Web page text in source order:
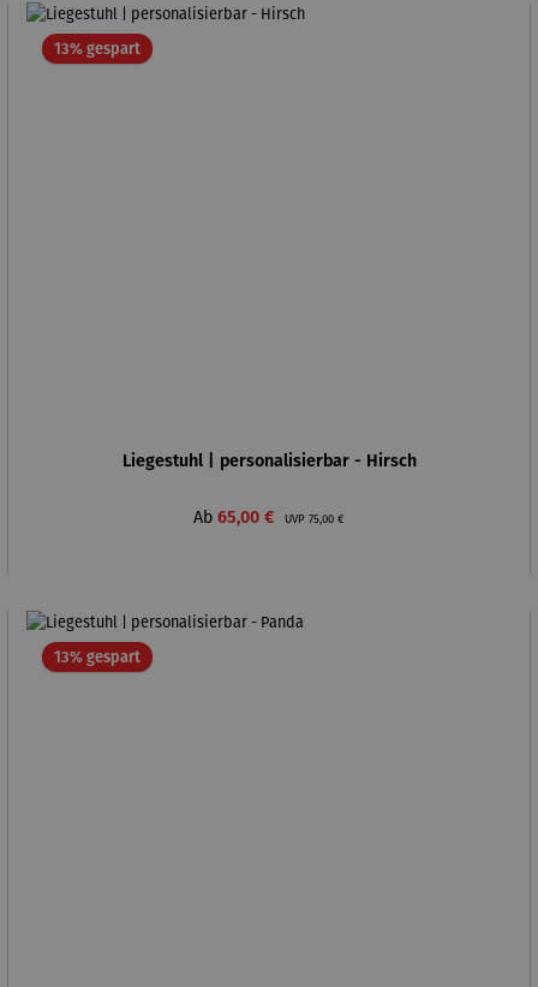
13% gespartRabatt
Liegestuhl | personalisierbar - Hirsch
Verkaufspreis:
Ab 65,00 € UVP Regulärer Preis:
75,00 €
13% gespartRabatt